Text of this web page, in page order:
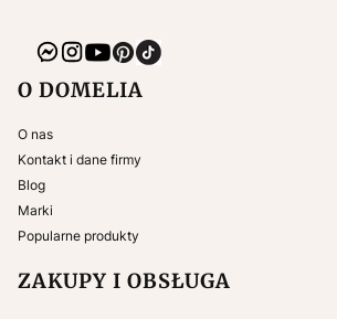
Linki w stopce
O DOMELIA
O nas
Kontakt i dane firmy
Blog
Marki
Popularne produkty
ZAKUPY I OBSŁUGA